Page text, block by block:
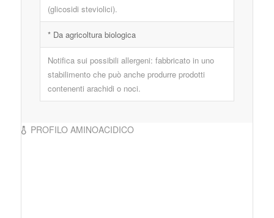
(glicosidi steviolici).
* Da agricoltura biologica
Notifica sui possibili allergeni: fabbricato in uno
stabilimento che può anche produrre prodotti
contenenti arachidi o noci.
PROFILO AMINOACIDICO